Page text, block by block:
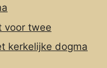
voor twee
kerkelijke dogma